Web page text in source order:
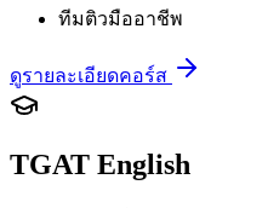
ทีมติวมืออาชีพ
ดูรายละเอียดคอร์ส
TGAT English